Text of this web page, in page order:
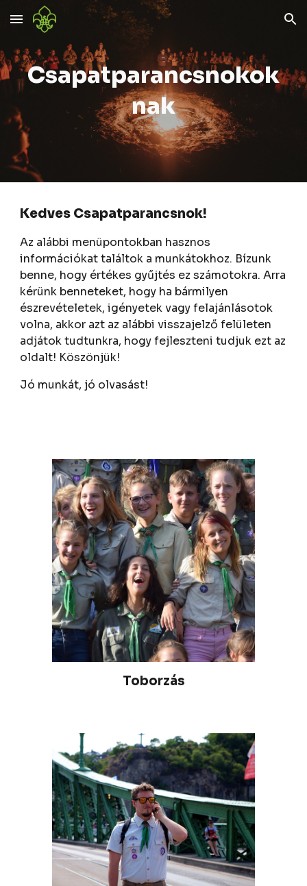
Skip to main content Skip to navigation
Csapatparancsnokok
nak
Kedves Csapatparancsnok!
Az alábbi menüpontokban hasznos
információkat találtok a munkátokhoz. Bízunk
benne, hogy értékes gyűjtés ez számotokra. Arra
kérünk benneteket, hogy ha bármilyen
észrevételetek, igényetek vagy felajánlásotok
volna, akkor azt az alábbi visszajelző felületen
adjátok tudtunkra, hogy fejleszteni tudjuk ezt az
oldalt! Köszönjük!
Jó munkát, jó olvasást!
Toborzás